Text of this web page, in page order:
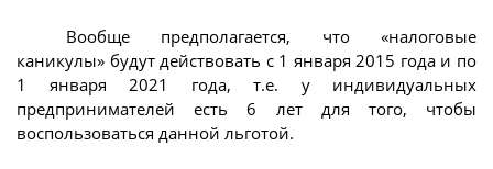
Вообще предполагается, что «налоговые
каникулы» будут действовать с 1 января 2015 года и по
1 января 2021 года, т.е. у индивидуальных
предпринимателей есть 6 лет для того, чтобы
воспользоваться данной льготой.